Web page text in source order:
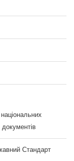
Стандарт